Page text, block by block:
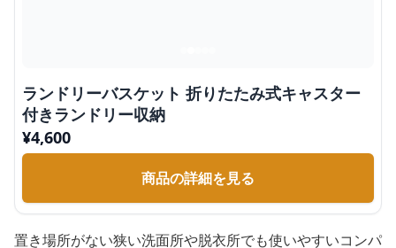
ランドリーバスケット 折りたたみ式キャスター
付きランドリー収納
¥4,600
商品の詳細を見る
置き場所がない狭い洗面所や脱衣所でも使いやすいコンパ